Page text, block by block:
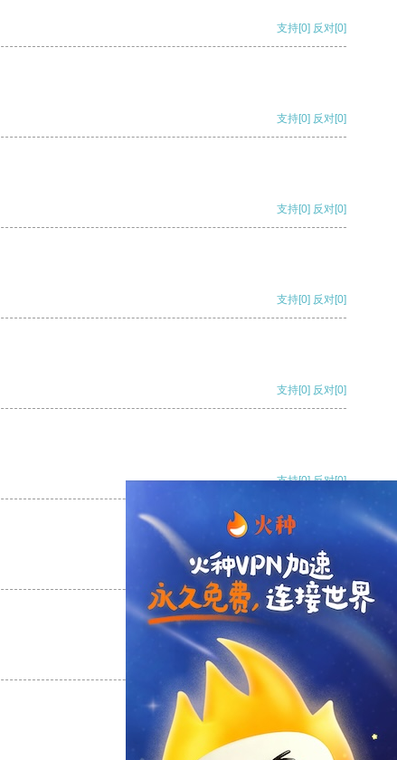
支持[0] 反对[0]
支持[0] 反对[0]
支持[0] 反对[0]
支持[0] 反对[0]
支持[0] 反对[0]
支持[0] 反对[0]
支持[0] 反对
支持
支持 反对 [0]